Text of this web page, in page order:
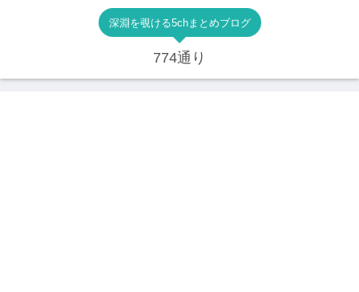
深淵を覗ける5chまとめブログ
774通り